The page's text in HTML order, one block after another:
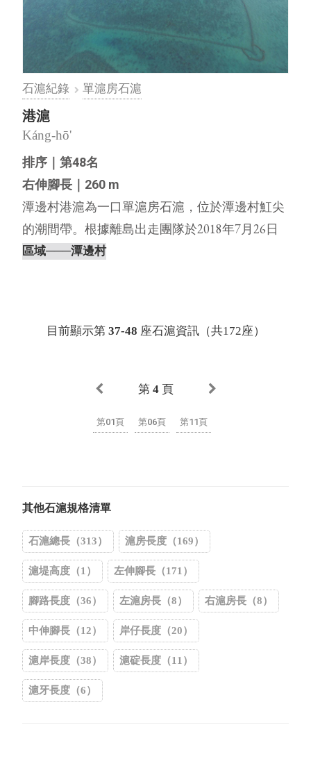
石滬紀錄 單滬房石滬
港滬
Káng-hō'
排序｜第48名
右伸腳長｜260 m
潭邊村港滬為一口單滬房石滬，位於潭邊村魟尖
的潮間帶。根據離島出走團隊於2018年7月26日
（農曆6月14日，天氣晴，無風）親自前往踏查
區域───潭邊村
目前顯示第37-48 座石滬資訊（共172座）
第 4頁
第01頁 第06頁 第11頁
其他石滬規格清單
石滬總長（313） 滬房長度（169）
滬堤高度（1） 左伸腳長（171）
腳路長度（36） 左滬房長（8） 右滬房長（8）
中伸腳長（12） 岸仔長度（20）
滬岸長度（38） 滬碇長度（11）
滬牙長度（6）